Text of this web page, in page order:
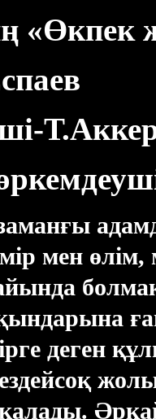
«Өкпек
заманғы
мен өлім,
деген
қалады.